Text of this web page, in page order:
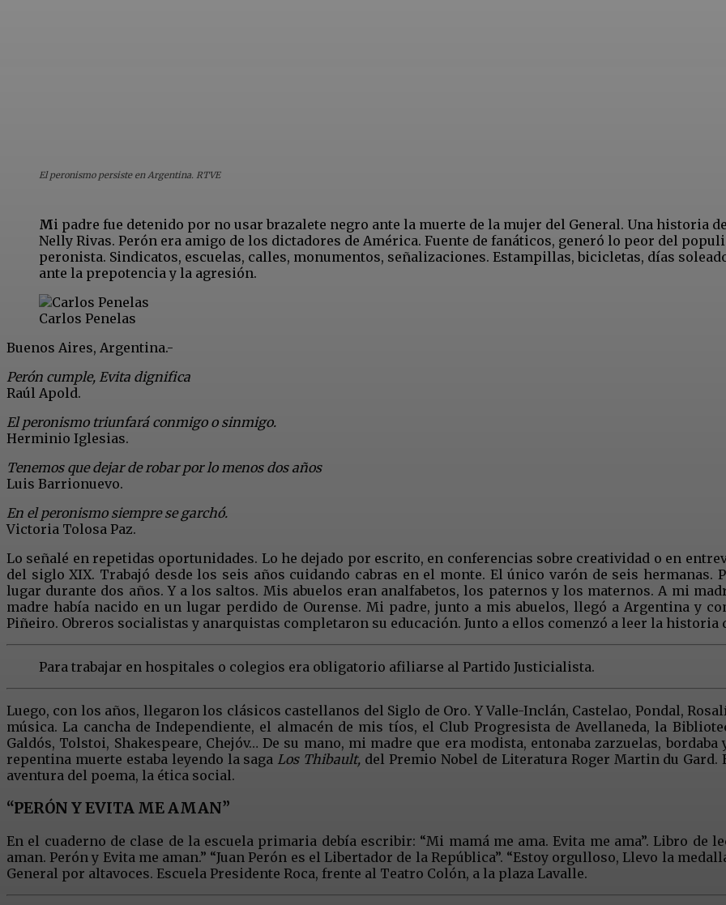
El peronismo persiste en Argentina. RTVE
Mi padre fue detenido por no usar brazalete negro ante la muerte de la mujer del General. Una historia
Nelly Rivas. Perón era amigo de los dictadores de América. Fuente de fanáticos, generó lo peor del
peronista. Sindicatos, escuelas, calles, monumentos, señalizaciones. Estampillas, bicicletas, días
ante la prepotencia y la agresión.
Carlos Penelas
Buenos Aires, Argentina.-
Perón cumple, Evita dignifica
Raúl Apold.
El peronismo triunfará conmigo o sinmigo.
Herminio Iglesias.
Tenemos que dejar de robar por lo menos dos años
Luis Barrionuevo.
En el peronismo siempre se garchó.
Victoria Tolosa Paz.
Lo señalé en repetidas oportunidades. Lo he dejado por escrito, en conferencias sobre creatividad o en
del siglo XIX. Trabajó desde los seis años cuidando cabras en el monte. El único varón de seis
lugar durante dos años. Y a los saltos. Mis abuelos eran analfabetos, los paternos y los maternos. A mi
madre había nacido en un lugar perdido de Ourense. Mi padre, junto a mis abuelos, llegó a Argentina y
Piñeiro. Obreros socialistas y anarquistas completaron su educación. Junto a ellos comenzó a leer la historia
Para trabajar en hospitales o colegios era obligatorio afiliarse al Partido Justicialista.
Luego, con los años, llegaron los clásicos castellanos del Siglo de Oro. Y Valle-Inclán, Castelao, Pondal,
música. La cancha de Independiente, el almacén de mis tíos, el Club Progresista de Avellaneda, la
Galdós, Tolstoi, Shakespeare, Chejóv… De su mano, mi madre que era modista, entonaba zarzuelas,
repentina muerte estaba leyendo la saga Los Thibault, del Premio Nobel de Literatura Roger Martin du
aventura del poema, la ética social.
“PERÓN Y EVITA ME AMAN”
En el cuaderno de clase de la escuela primaria debía escribir: “Mi mamá me ama. Evita me ama”. Libro de
aman. Perón y Evita me aman.” “Juan Perón es el Libertador de la República”. “Estoy orgulloso, Llevo la
General por altavoces. Escuela Presidente Roca, frente al Teatro Colón, a la plaza Lavalle.